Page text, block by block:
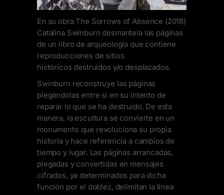
En su obra The Sorrows of Absence (2018)
Catalina Swinburn desmantela las páginas
de un libro de arqueología que contiene
reproducciones de sitios
históricos destruidos y/o desplazados.
Swinburn reconstruye las páginas
plegándolas entre sí en su intento de
reparar lo que se ha destruido. De esta
manera, la escultura se convierte en un
monumento que revoluciona su propia
historia y hace referencia a cambios de
tiempo y lugar. Las páginas arrancadas,
plegadas y convertidas en mensajes
cifrados, ya determinados para dicha
función por el doblez, delimitan la línea